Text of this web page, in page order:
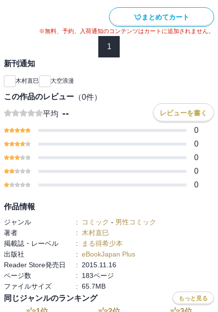
まとめてカート
※無料、予約、入荷通知のコンテンツはカートに追加されません。
1
新刊通知
木村直巳 大空浪漫
この作品のレビュー （0件）
平均 -- レビューを書く
0
0
0
0
0
作品情報
ジャンル : コミック - 男性コミック
著者
:
木村直巳
掲載誌・レーベル
:
まる得希少本
出版社
: eBookJapan Plus
Reader Store発売日
:
2015.11.16
ページ数
:
183ページ
ファイルサイズ
: 65.7MB
同じジャンルのランキング もっと見る